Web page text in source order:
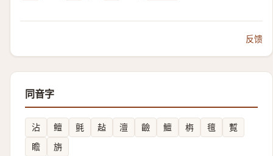
反馈
同音字
沾 鳣 氈 趈 澶 䶨 鱣 栴 氊
覱
瞻
旃